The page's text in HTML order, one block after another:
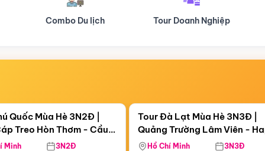
Tour Doanh Nghiệp Du lịch Hành Hương
09:57:45
Treo Hòn Thơm
Quốc Mùa Hè 3N2Đ |
Treo Hòn Thơm - Cầu
Viên Nước Aquatopia
Minh 3N2Đ
Còn05 ngày 09:57:45
Tour Đà Lạt Mùa Hè 3N3Đ |
Quảng Trường Lâm Viên -
Hill - Puppy Farm
Hồ Chí Minh 3N3Đ